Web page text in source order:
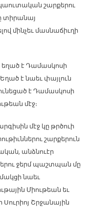
շարքերու
տիրանայ
մինչեւ մասնաճիւղի
է Դամասկոսի
է նաեւ փայլուն
է Դամասկոսի
մէջ։
մէջ կը թրծուի
շարքերուն
անձնուէր
ջերմ պաշտպան մը
նաեւ
Միութեան եւ
Շրջանային